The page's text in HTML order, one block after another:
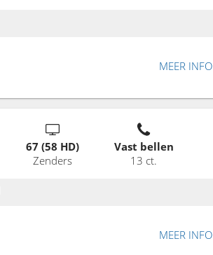
MEER INFO
67 (58 HD)
Zenders
Vast bellen
13 ct.
MEER INFO